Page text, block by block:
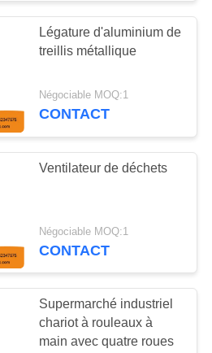
Légature d'aluminium de
treillis métallique
Négociable MOQ:1
CONTACT
Ventilateur de déchets
Négociable MOQ:1
CONTACT
Supermarché industriel
chariot à rouleaux à
main avec quatre roues